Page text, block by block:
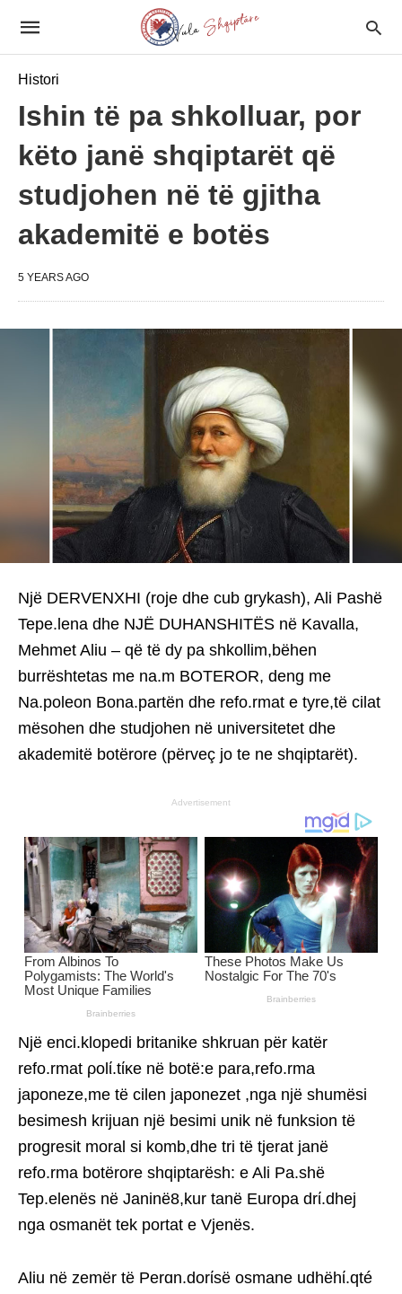
Histori
Ishin të pa shkolluar, por
këto janë shqiptarët që
studjohen në të gjitha
akademitë e botës
5 YEARS AGO
Një DERVENXHI (roje dhe cub grykash), Ali Pashë
Tepe.lena dhe NJË DUHANSHITËS në Kavalla,
Mehmet Aliu – që të dy pa shkollim,bëhen
burrështetas me na.m BOTEROR, deng me
Na.poleon Bona.partën dhe refo.rmat e tyre,të cilat
mësohen dhe studjohen në universitetet dhe
akademitë botërore (përveç jo te ne shqiptarët).
Advertisement
Një enci.klopedi britanike shkruan për katër
refo.rmat ρolί.tίκe në botë:e para,refo.rma
japoneze,me të cilen japonezet ,nga një shumësi
besimesh krijuan një besimi unik në funksion të
progresit moral si komb,dhe tri të tjerat janë
refo.rma botërore shqiptarësh: e Ali Pa.shë
Tep.elenës në Janinë8,kur tanë Europa drί.dhej
nga osmanët tek portat e Vjenës.
Aliu në zemër të Perɑn.dorίsë osmane udhëhί.qté